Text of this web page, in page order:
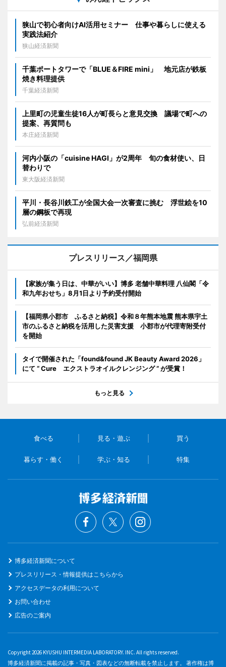
狭山で初心者向けAI活用セミナー 仕事や暮らしに使える
実践法紹介
狭山経済新聞
千葉ポートタワーで「BLUE＆FIRE mini」 地元店が鉄板
焼き料理提供
千葉経済新聞
上里町の児童生徒16人が町長らと意見交換 議場で町への
提案、再質問も
本庄経済新聞
河内小阪の「cuisine HAGI」が2周年 旬の食材使い、日
替わりで
東大阪経済新聞
平川・長谷川鉄工が全国大会一次審査に挑む 浮世絵を10
層の鋼板で再現
弘前経済新聞
プレスリリース／福岡県
【家族が集う日は、中華がいい】博多 老舗中華料理 八仙閣「令
和九年おせち」8月1日より予約受付開始
【福岡県小郡市 ふるさと納税】令和８年熊本地震 熊本県宇土
市のふるさと納税を活用した災害支援 小郡市が代理寄附受付
を開始
タイで開催された「found&found JK Beauty Award 2026」
にて “ Cure エクストラオイルクレンジング ” が受賞！
もっと見る
食べる 見る・遊ぶ 買う
暮らす・働く 学ぶ・知る 特集
博多経済新聞について
プレスリリース・情報提供はこちらから
アクセスデータの利用について
お問い合わせ
広告のご案内
Copyright 2026 KYUSHU INTERMEDIA LABORATORY. INC. All rights reserved.
博多経済新聞に掲載の記事・写真・図表などの無断転載を禁止します。 著作権は博